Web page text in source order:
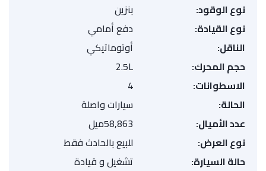
نوع الوقود:
بنزين
نوع القيادة:
دفع أمامي
الناقل:
أوتوماتيكي
حجم المحرك:
2.5L
الاسطوانات:
4
الحالة:
سيارات واصلة
عدد الأميال:
58,863ميل
نوع العرض:
للبيع بالحادث فقط
حالة السيارة:
تشغيل و قيادة